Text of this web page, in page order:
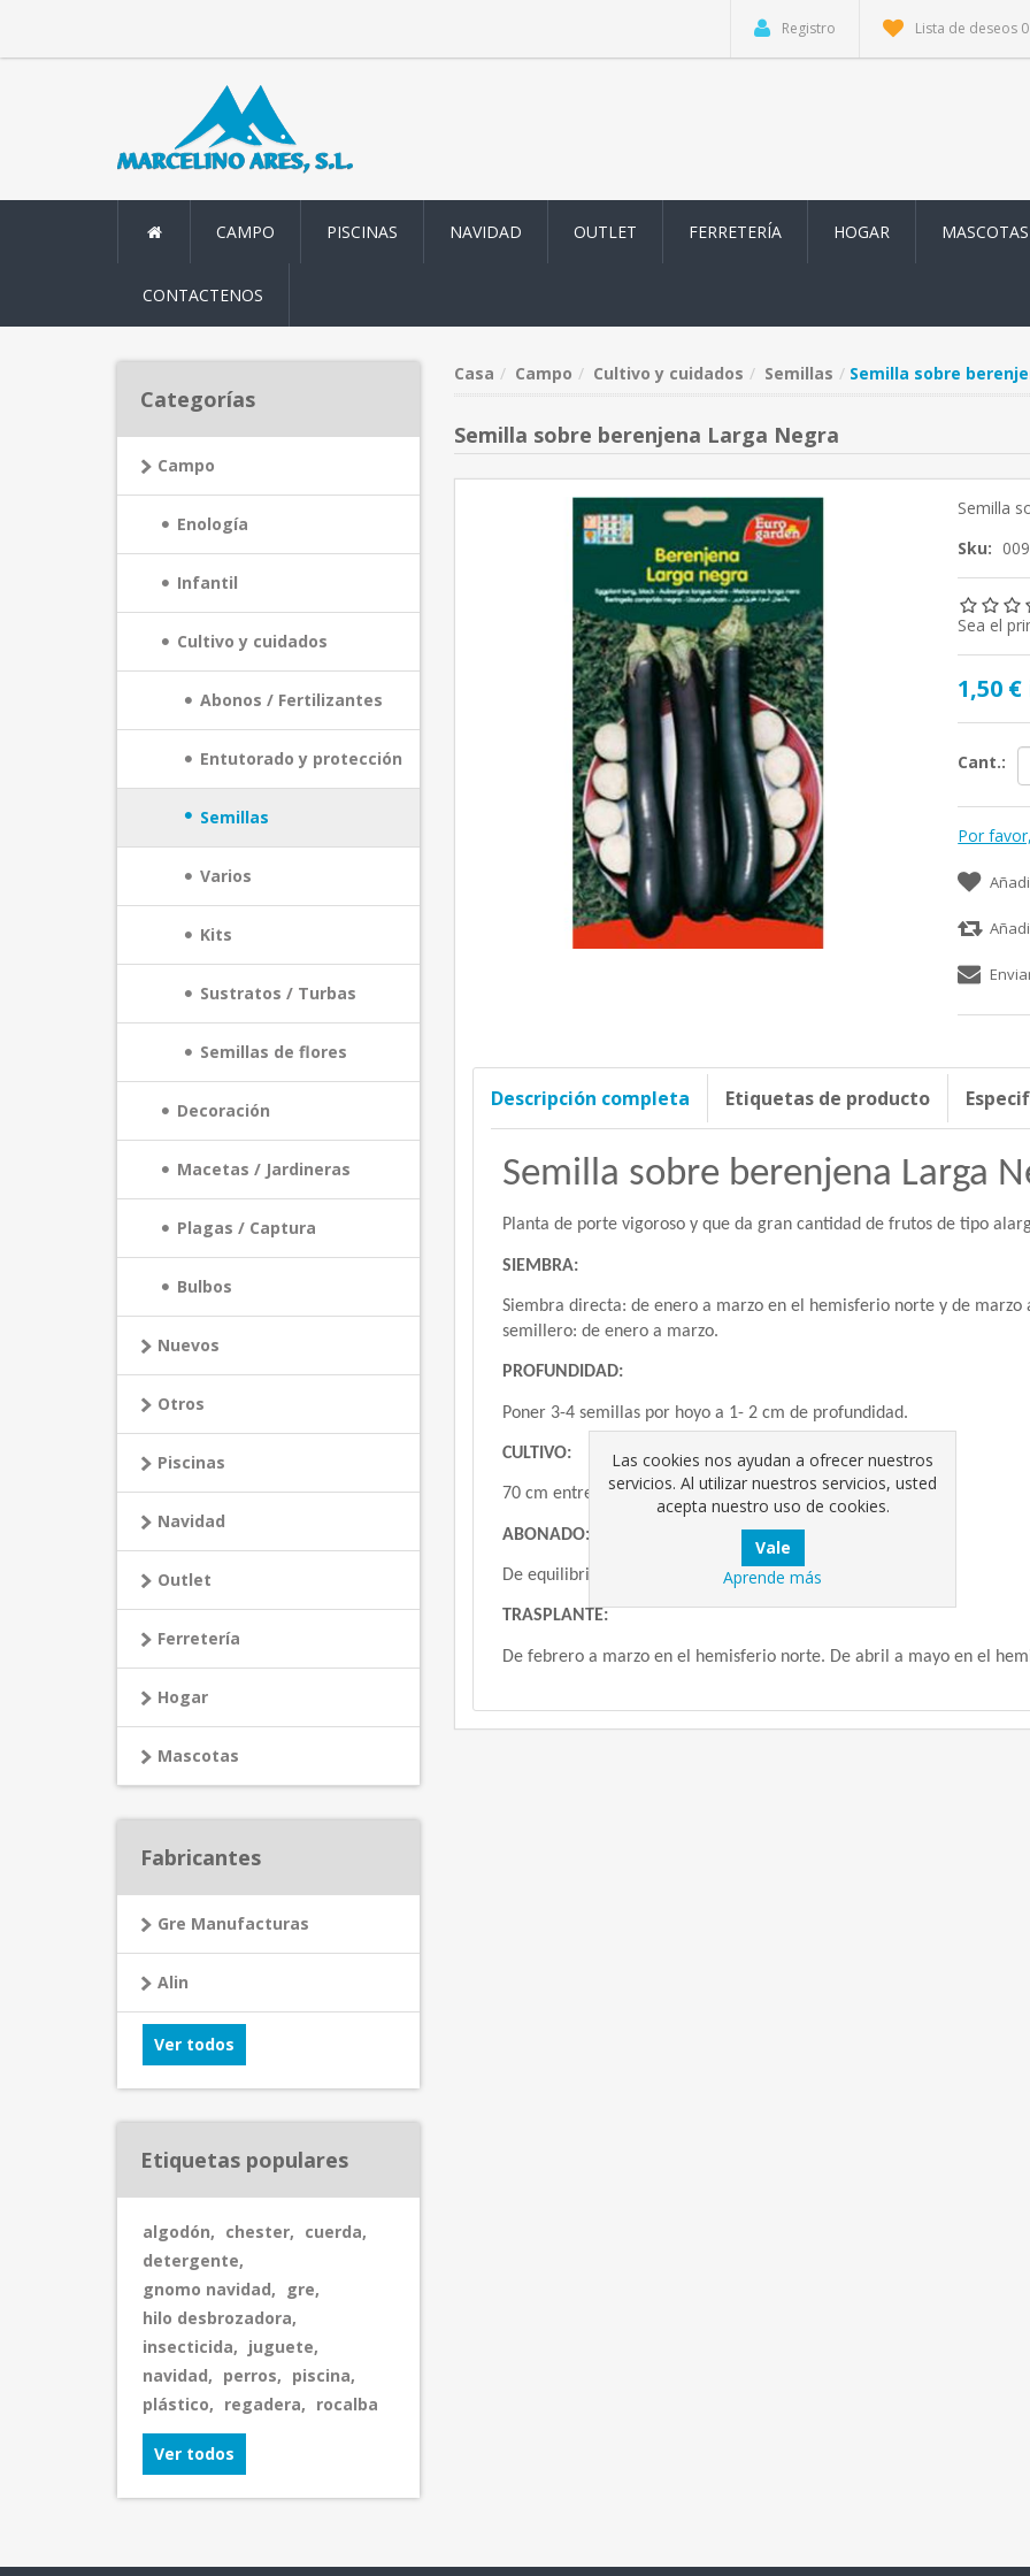
Registro Lista de deseos 0
CAMPO PISCINAS NAVIDAD OUTLET FERRETERÍA HOGAR MASCOTAS
CONTACTENOS
Casa Campo Cultivo y cuidados Semillas Semilla sobre
Semilla sobre berenjena Larga Negra
Semilla
Sku:
Sea el
1,50
Cant.:
Por
Descripción completa Etiquetas de producto
Semilla sobre berenjena Larga
Planta de porte vigoroso y que da gran cantidad de frutos de tipo
SIEMBRA:
Siembra directa: de enero a marzo en el hemisferio norte y de
semillero: de enero a marzo.
PROFUNDIDAD:
Poner 3-4 semillas por hoyo a 1- 2 cm de profundidad.
CULTIVO:
70 cm entre plantas y 70 cm entre líneas.
ABONADO:
De equilibrio 1-2-2.
TRASPLANTE:
De febrero a marzo en el hemisferio norte. De abril a mayo en el
Categorías
Campo
Enología
Infantil
Cultivo y cuidados
Abonos / Fertilizantes
Entutorado y protección
Semillas
Varios
Kits
Sustratos / Turbas
Semillas de flores
Decoración
Macetas / Jardineras
Plagas / Captura
Bulbos
Nuevos
Otros
Piscinas
Navidad
Outlet
Ferretería
Hogar
Mascotas
Fabricantes
Gre Manufacturas
Alin
Ver todos
Etiquetas populares
algodón, chester, cuerda,
detergente,
gnomo navidad, gre,
hilo desbrozadora,
insecticida, juguete,
navidad, perros, piscina,
plástico, regadera, rocalba
Ver todos
Las cookies nos ayudan a ofrecer nuestros
servicios. Al utilizar nuestros servicios, usted
acepta nuestro uso de cookies.
Aprende más